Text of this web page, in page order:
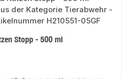
Stopp - 500 ml